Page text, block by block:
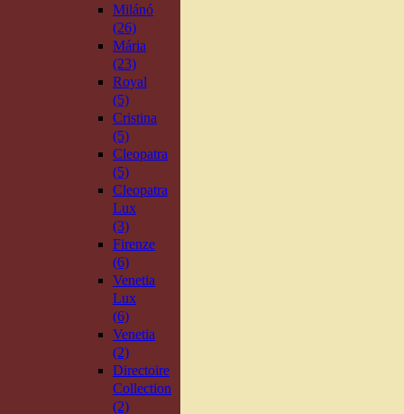
Milánó
(26)
Mária
(23)
Royal
(5)
Cristina
(5)
Cleopatra
(5)
Cleopatra
Lux
(3)
Firenze
(6)
Venetia
Lux
(6)
Venetia
(2)
Directoire
Collection
(2)